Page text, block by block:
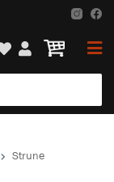
Strune